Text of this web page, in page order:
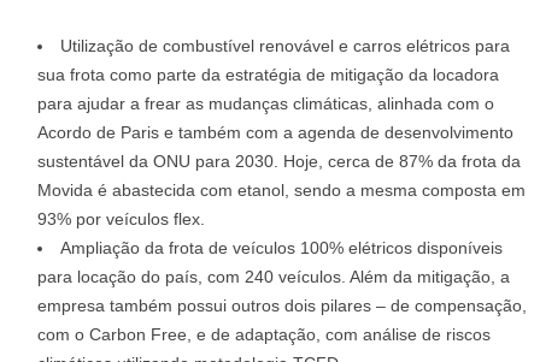
Utilização de combustível renovável e carros elétricos para
sua frota como parte da estratégia de mitigação da locadora
para ajudar a frear as mudanças climáticas, alinhada com o
Acordo de Paris e também com a agenda de desenvolvimento
sustentável da ONU para 2030. Hoje, cerca de 87% da frota da
Movida é abastecida com etanol, sendo a mesma composta em
93% por veículos flex.
Ampliação da frota de veículos 100% elétricos disponíveis
para locação do país, com 240 veículos. Além da mitigação, a
empresa também possui outros dois pilares – de compensação,
com o Carbon Free, e de adaptação, com análise de riscos